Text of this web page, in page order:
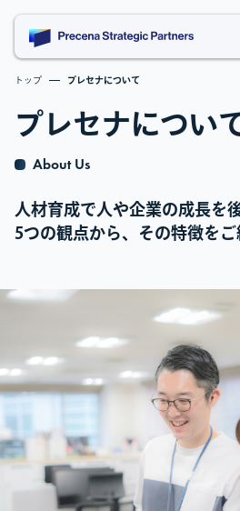
トップ プレセナについて
プレセナについ
About Us
人材育成で人や企業の成長を
5つの観点から、その特徴を